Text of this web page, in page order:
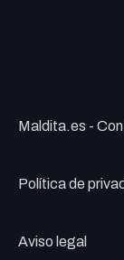
Maldita.es -
Política de
Aviso legal